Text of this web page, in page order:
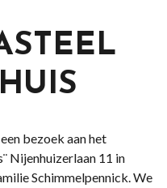
bezoek aan het
Nijenhuizerlaan 11 in
Schimmelpennick. We